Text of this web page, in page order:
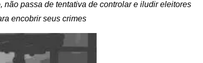
não passa de tentativa de controlar e iludir eleitores
encobrir seus crimes